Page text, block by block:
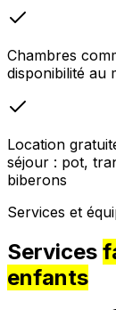
Chambres
disponibilité au
Location
séjour : pot,
biberons
Services et
Services
enfants